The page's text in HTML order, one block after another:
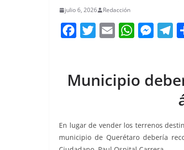
julio 6, 2026 Redacción
F
e
b
o
k
T
er
E
l
W
s
A
p
M
e
n
er
T
a
Municipio
En lugar de vender los terrenos
municipio de Querétaro debería